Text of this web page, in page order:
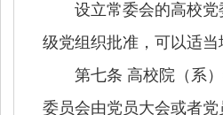
设立常委会的高校党
级党组织批准，可以适
第七条 高校院（系）
委员会由党员大会或者